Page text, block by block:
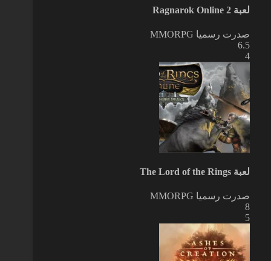
لعبة Ragnarok Online 2
صدرت رسميا MMORPG
6.5
4
لعبة The Lord of the Rings
صدرت رسميا MMORPG
8
5